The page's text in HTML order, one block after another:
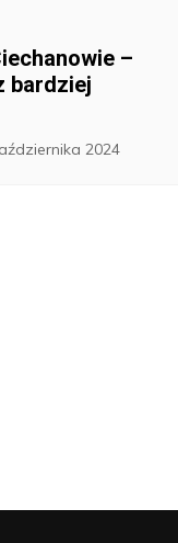
–
bardziej
2024